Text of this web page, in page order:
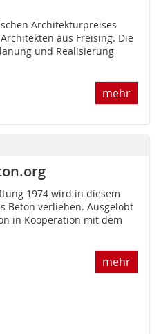
Architekturpreises
aus Freising. Die
und Realisierung
mehr
1974 wird in diesem
Beton verliehen. Ausgelobt
in Kooperation mit dem
mehr